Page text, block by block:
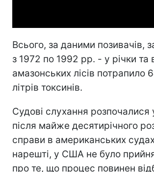
Всього, за даними позивачів,
з 1972 по 1992 рр. - у річки та
амазонських лісів потрапило
літрів токсинів.
Судові слухання розпочалися
після майже десятирічного
справи в американських
нарешті, у США не було
про те, що процес повинен